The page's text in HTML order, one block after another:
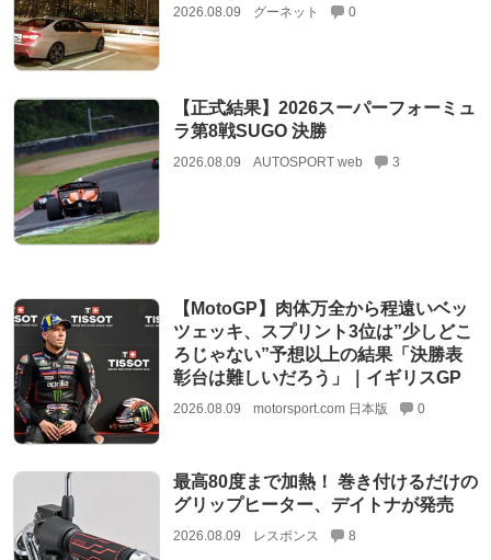
2026.08.09 グーネット 0
【正式結果】2026スーパーフォーミュ
ラ第8戦SUGO 決勝
2026.08.09 AUTOSPORT web 3
【MotoGP】肉体万全から程遠いベッ
ツェッキ、スプリント3位は”少しどこ
ろじゃない”予想以上の結果「決勝表
彰台は難しいだろう」｜イギリスGP
2026.08.09 motorsport.com 日本版 0
最高80度まで加熱！ 巻き付けるだけの
グリップヒーター、デイトナが発売
2026.08.09 レスポンス 8